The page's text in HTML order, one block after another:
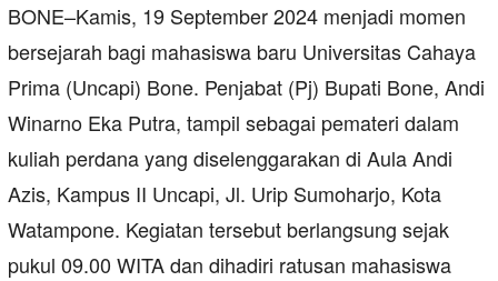
BONE–Kamis, 19 September 2024 menjadi momen
bersejarah bagi mahasiswa baru Universitas Cahaya
Prima (Uncapi) Bone. Penjabat (Pj) Bupati Bone, Andi
Winarno Eka Putra, tampil sebagai pemateri dalam
kuliah perdana yang diselenggarakan di Aula Andi
Azis, Kampus II Uncapi, Jl. Urip Sumoharjo, Kota
Watampone. Kegiatan tersebut berlangsung sejak
pukul 09.00 WITA dan dihadiri ratusan mahasiswa